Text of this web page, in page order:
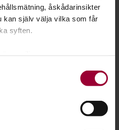
åskådarinsikter
kan själv välja vilka som får
syften.
på upp till flera meter